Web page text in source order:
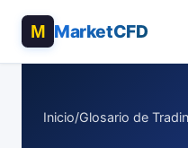
MarketCFD
Inicio/Glosario de